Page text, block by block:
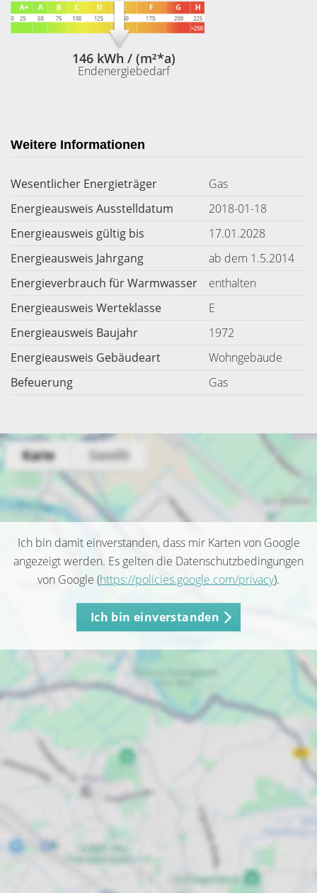
146 kWh / (m²*a)
Endenergiebedarf
Weitere Informationen
Wesentlicher Energieträger
Gas
Energieausweis Ausstelldatum
2018-01-18
Energieausweis gültig bis
17.01.2028
Energieausweis Jahrgang
ab dem 1.5.2014
Energieverbrauch für Warmwasser
enthalten
Energieausweis Werteklasse
E
Energieausweis Baujahr
1972
Energieausweis Gebäudeart
Wohngebäude
Befeuerung
Gas
Ich bin damit einverstanden, dass mir Karten von Google
angezeigt werden. Es gelten die Datenschutzbedingungen
von Google (https://policies.google.com/privacy).
Ich bin einverstanden